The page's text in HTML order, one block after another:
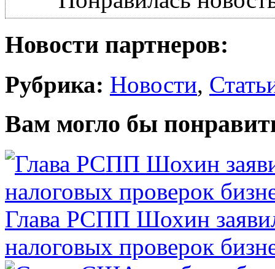
Новости партнеров:
Рубрика: Новости,
Вам могло бы
Глава РСПП Шохин
налоговых проверок